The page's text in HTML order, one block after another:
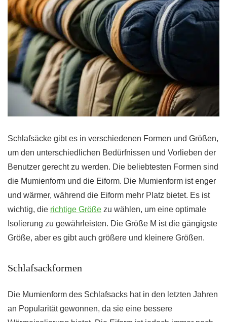
Schlafsäcke gibt es in verschiedenen Formen und Größen,
um den unterschiedlichen Bedürfnissen und Vorlieben der
Benutzer gerecht zu werden. Die beliebtesten Formen sind
die Mumienform und die Eiform. Die Mumienform ist enger
und wärmer, während die Eiform mehr Platz bietet. Es ist
wichtig, die richtige Größe zu wählen, um eine optimale
Isolierung zu gewährleisten. Die Größe M ist die gängigste
Größe, aber es gibt auch größere und kleinere Größen.
Schlafsackformen
Die Mumienform des Schlafsacks hat in den letzten Jahren
an Popularität gewonnen, da sie eine bessere